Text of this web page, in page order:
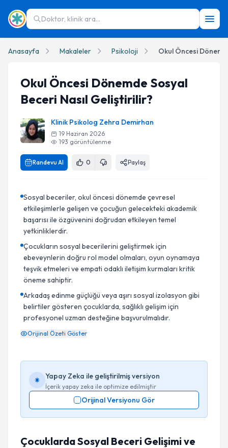
Doktor, klinik ara...
Anasayfa Makaleler Psikoloji
Okul Öncesi Dönemde Sosyal
Beceri Nasıl Geliştirilir?
Klinik Psikolog Zehra Demirhan
19 Haziran 2026
193 görüntülenme
Randevu Al 0 Paylaş
Sosyal beceriler, okul öncesi dönemde çevresel
etkileşimlerle gelişen ve çocuğun gelecekteki akademik
başarısı ile özgüvenini doğrudan etkileyen temel
yetkinliklerdir.
Çocukların sosyal becerilerini geliştirmek için
ebeveynlerin doğru rol model olmaları, oyun oynamaya
teşvik etmeleri ve empati odaklı iletişim kurmaları kritik
öneme sahiptir.
Arkadaş edinme güçlüğü veya aşırı sosyal izolasyon gibi
belirtiler gösteren çocuklarda, sağlıklı gelişim için
profesyonel uzman desteğine başvurulmalıdır.
Orijinal Özeti Göster
Yapay Zeka ile geliştirilmiş versiyon
İçerik yapay zeka ile optimize edilmiştir
Orijinal Versiyonu Gör
Çocuklarda Sosyal Beceri Gelişimi ve